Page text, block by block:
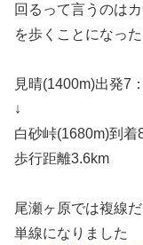
回るって言うのは
を歩くことになった
見晴(1400m)出発7
↓
白砂峠(1680m)到着
歩行距離3.6km
尾瀬ヶ原では複線
単線になりました